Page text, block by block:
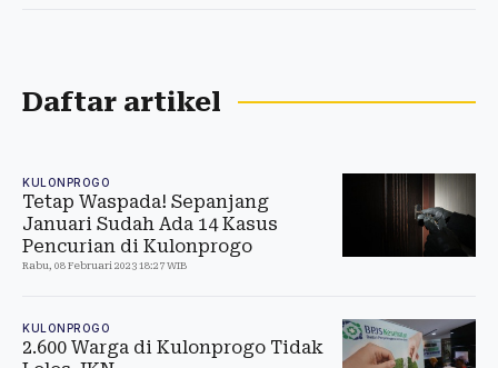
Daftar artikel
KULONPROGO
Tetap Waspada! Sepanjang
Januari Sudah Ada 14 Kasus
Pencurian di Kulonprogo
Rabu, 08 Februari 2023 18:27 WIB
KULONPROGO
2.600 Warga di Kulonprogo Tidak